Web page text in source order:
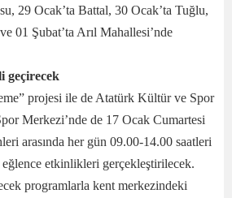
29 Ocak’ta Battal, 30 Ocak’ta Tuğlu,
01 Şubat’ta Arıl Mahallesi’nde
geçirecek
projesi ile de Atatürk Kültür ve Spor
Merkezi’nde de 17 Ocak Cumartesi
arasında her gün 09.00-14.00 saatleri
eğlence etkinlikleri gerçekleştirilecek.
programlarla kent merkezindeki